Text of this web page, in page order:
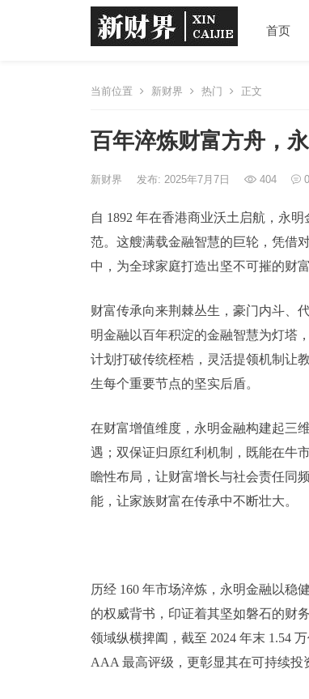
首页
当前位置 新财界 热门 正文
百年淬炼财富方舟，
新财界 发布: 2025年7月7日 404 0
自 1892 年在香港商业沃土启航，永
范。这艘满载金融智慧的巨轮，凭借
中，为全球家庭打造出坚不可摧的财富
财富传承向来荆棘丛生，豪门内斗、
明金融以百年积淀的金融智慧为灯塔
计划打破传统桎梏，灵活提领机制让
生每个重要节点的坚实后盾。
在财富增值维度，永明金融构建起三
遇；双保证归原红利机制，既能在牛
瞻性布局，让财富增长与社会责任同
能，让家族财富在传承中不断壮大。
历经 160 年市场淬炼，永明金融以稳
的权威背书，印证着其坚如磐石的财
领域纵横捭阖，截至 2024 年末 1.54
AAA 最高评级，更彰显其在可持续投